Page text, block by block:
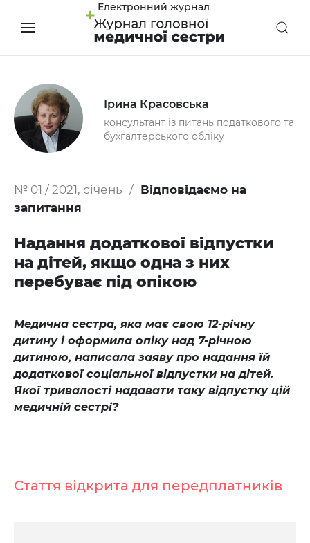
Електронний журнал
Ірина Красовська
консультант із питань податкового та
бухгалтерського обліку
№ 01 / 2021, січень
Відповідаємо на
запитання
Надання додаткової відпустки
на дітей, якщо одна з них
перебуває під опікою
Медична сестра, яка має свою 12-річну
дитину і оформила опіку над 7-річною
дитиною, написала заяву про надання їй
додаткової соціальної відпустки на дітей.
Якої тривалості надавати таку відпустку цій
медичній сестрі?
Стаття відкрита для передплатників